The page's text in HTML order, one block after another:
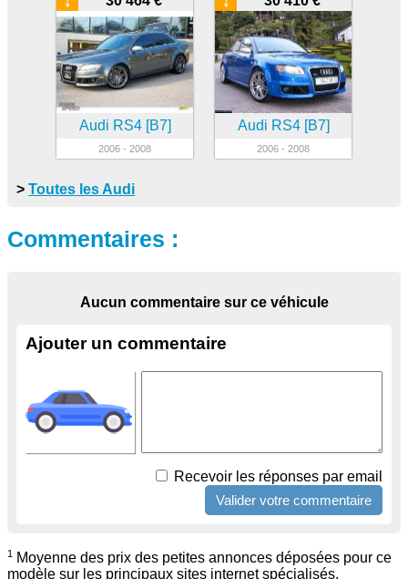
Audi RS4 [B7]
2006 - 2008
Audi RS4 [B7]
2006 - 2008
> Toutes les Audi
Commentaires :
Aucun commentaire sur ce véhicule
Ajouter un commentaire
Recevoir les réponses par email
1
Moyenne des prix des petites annonces déposées pour ce
modèle sur les principaux sites internet spécialisés.